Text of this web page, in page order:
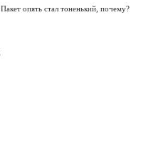
опять стал тоненький, почему?